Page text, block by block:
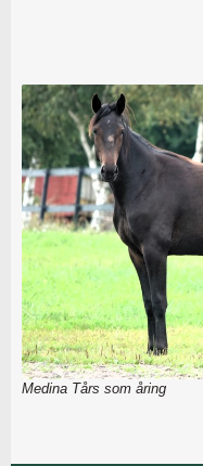
Medina Tårs som åring